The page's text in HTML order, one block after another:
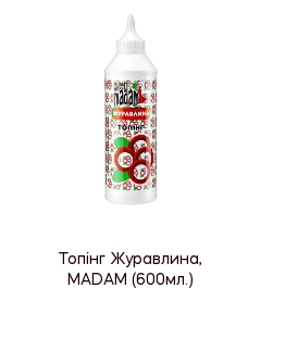
Топінг Журавлина,
MADAM (600мл.)